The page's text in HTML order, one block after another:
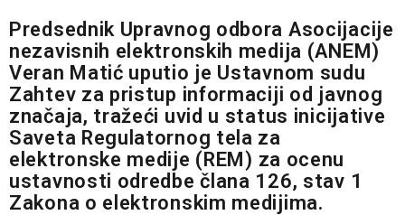
Predsednik Upravnog odbora Asocijacije
nezavisnih elektronskih medija (ANEM)
Veran Matić uputio je Ustavnom sudu
Zahtev za pristup informaciji od javnog
značaja, tražeći uvid u status inicijative
Saveta Regulatornog tela za
elektronske medije (REM) za ocenu
ustavnosti odredbe člana 126, stav 1
Zakona o elektronskim medijima.